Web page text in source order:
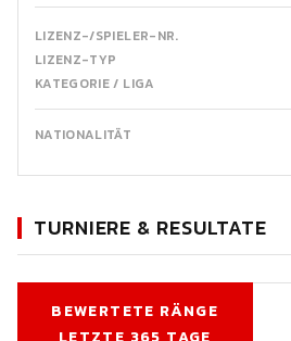
LIZENZ-/SPIELER-NR.
LIZENZ-TYP
KATEGORIE / LIGA
NATIONALITÄT
TURNIERE & RESULTATE
BEWERTETE RÄNGE